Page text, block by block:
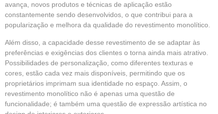
avança, novos produtos e técnicas de aplicação estão
constantemente sendo desenvolvidos, o que contribui para a
popularização e melhora da qualidade do revestimento monolítico.
Além disso, a capacidade desse revestimento de se adaptar às
preferências e exigências dos clientes o torna ainda mais atrativo.
Possibilidades de personalização, como diferentes texturas e
cores, estão cada vez mais disponíveis, permitindo que os
proprietários imprimam sua identidade no espaço. Assim, o
revestimento monolítico não é apenas uma questão de
funcionalidade; é também uma questão de expressão artística no